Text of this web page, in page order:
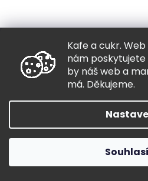
Kafe a cukr.
nám poskytujete
by náš web a
má. Děkujeme.
Copyright 2026Hugo chodí bos.
Grafický návrh vytvořil a